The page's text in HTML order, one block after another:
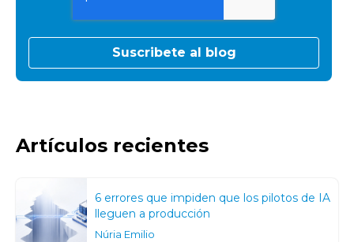
Artículos recientes
6 errores que impiden que los pilotos de IA
lleguen a producción
Núria Emilio